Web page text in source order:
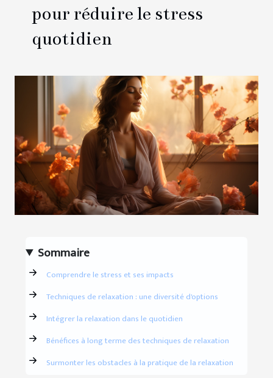
pour réduire le stress
quotidien
Sommaire
Comprendre le stress et ses impacts
Techniques de relaxation : une diversité d'options
Intégrer la relaxation dans le quotidien
Bénéfices à long terme des techniques de relaxation
Surmonter les obstacles à la pratique de la relaxation